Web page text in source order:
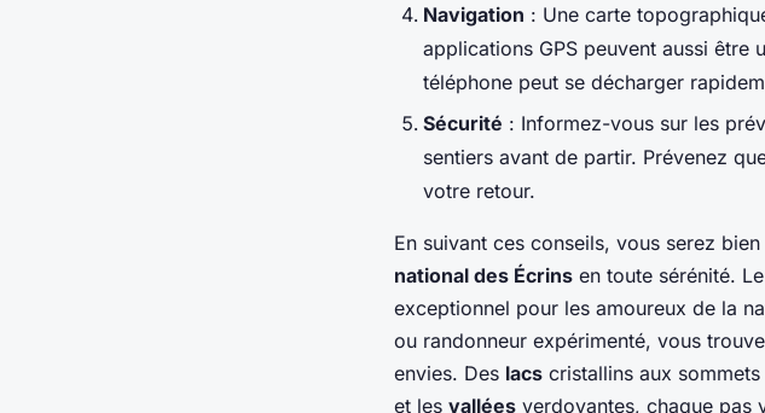
Navigation : Une carte
applications GPS peuvent aussi être
téléphone peut se décharger
Sécurité : Informez-vous sur les
sentiers avant de partir. Prévenez
votre retour.
En suivant ces conseils, vous serez
national des Écrins en toute sérénité. Le
exceptionnel pour les amoureux de la
ou randonneur expérimenté, vous
envies. Des lacs cristallins aux
et les vallées verdoyantes, chaque pas